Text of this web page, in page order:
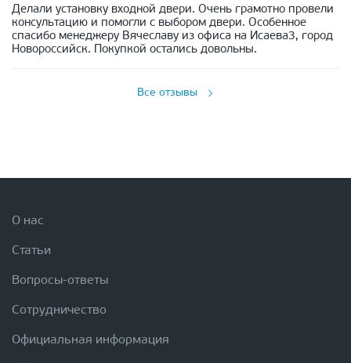
Делали установку входной двери. Очень грамотно провели
консультацию и помогли с выбором двери. Особенное
спасибо менеджеру Вячеславу из офиса на Исаева3, город
Новороссийск. Покупкой остались довольны.
Все отзывы
О нас
Статьи
Вопросы-ответы
Сотрудничество
Официальная информация